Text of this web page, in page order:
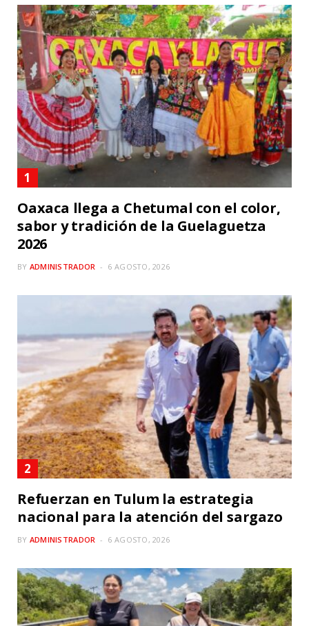
Oaxaca llega a Chetumal con el color,
sabor y tradición de la Guelaguetza
2026
BY ADMINISTRADOR 6 AGOSTO, 2026
Refuerzan en Tulum la estrategia
nacional para la atención del sargazo
BY ADMINISTRADOR 6 AGOSTO, 2026